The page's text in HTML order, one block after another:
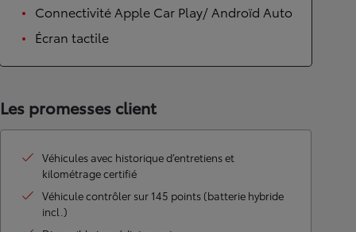
Connectivité Apple Car Play/ Androïd Auto
Écran tactile
Les promesses client
Véhicules avec historique d’entretiens et
kilométrage certifié
Véhicule contrôler sur 145 points (batterie hybride
incl.)